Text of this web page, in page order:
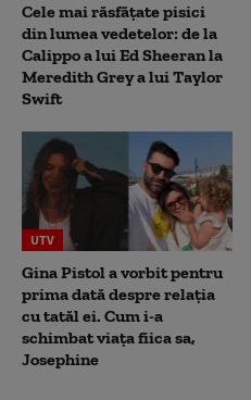
Cele mai răsfățate pisici
din lumea vedetelor: de la
Calippo a lui Ed Sheeran la
Meredith Grey a lui Taylor
Swift
UTV
Gina Pistol a vorbit pentru
prima dată despre relația
cu tatăl ei. Cum i-a
schimbat viața fiica sa,
Josephine